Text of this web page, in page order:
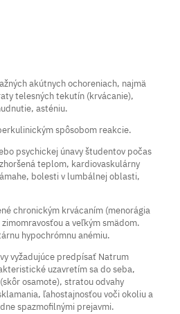
akútnych ochoreniach, najmä
telesných tekutín (krvácanie),
asténiu.
spôsobom reakcie.
psychickej únavy študentov počas
teplom, kardiovaskulárny
bolesti v lumbálnej oblasti,
chronickým krvácaním (menorágia
a veľkým smädom.
hypochrómnu anémiu.
vyžadujúce predpísať Natrum
uzavretím sa do seba,
osamote), stratou odvahy
ľahostajnosťou voči okoliu a
spazmofilnými prejavmi.